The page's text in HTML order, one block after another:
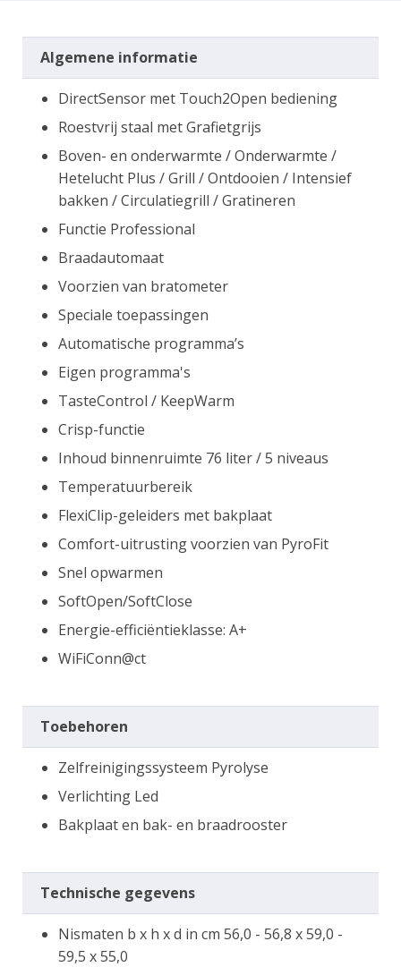
Algemene informatie
DirectSensor met Touch2Open bediening
Roestvrij staal met Grafietgrijs
Boven- en onderwarmte / Onderwarmte /
Hetelucht Plus / Grill / Ontdooien / Intensief
bakken / Circulatiegrill / Gratineren
Functie Professional
Braadautomaat
Voorzien van bratometer
Speciale toepassingen
Automatische programma’s
Eigen programma's
TasteControl / KeepWarm
Crisp-functie
Inhoud binnenruimte 76 liter / 5 niveaus
Temperatuurbereik
FlexiClip-geleiders met bakplaat
Comfort-uitrusting voorzien van PyroFit
Snel opwarmen
SoftOpen/SoftClose
Energie-efficiëntieklasse: A+
WiFiConn@ct
Toebehoren
Zelfreinigingssysteem Pyrolyse
Verlichting Led
Bakplaat en bak- en braadrooster
Technische gegevens
Nismaten b x h x d in cm 56,0 - 56,8 x 59,0 -
59,5 x 55,0